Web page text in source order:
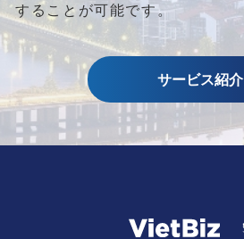
することが可能です。
サービス紹介